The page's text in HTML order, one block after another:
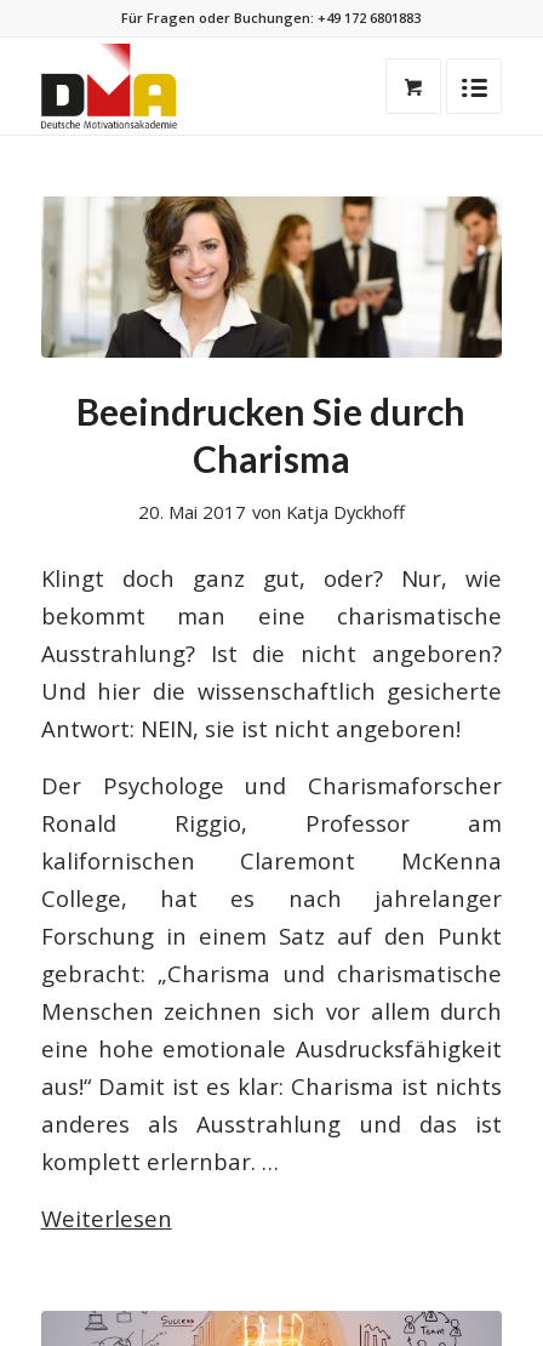
Für Fragen oder Buchungen:+49 172 6801883
Beeindrucken Sie durch
Charisma
20. Mai 2017 von Katja Dyckhoff
Klingt doch ganz gut, oder? Nur, wie
bekommt man eine charismatische
Ausstrahlung? Ist die nicht angeboren?
Und hier die wissenschaftlich gesicherte
Antwort: NEIN, sie ist nicht angeboren!
Der Psychologe und Charismaforscher
Ronald Riggio, Professor am
kalifornischen Claremont McKenna
College, hat es nach jahrelanger
Forschung in einem Satz auf den Punkt
gebracht: „Charisma und charismatische
Menschen zeichnen sich vor allem durch
eine hohe emotionale Ausdrucksfähigkeit
aus!“ Damit ist es klar: Charisma ist nichts
anderes als Ausstrahlung und das ist
komplett erlernbar. …
Weiterlesen